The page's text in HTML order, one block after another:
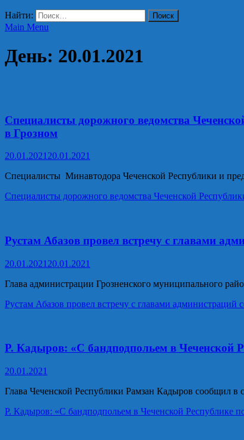
Найти:
Main Menu
День: 20.01.2021
Специалисты дорожного ведомства
в Грозном
20.01.2021 20.01.2021
Специалисты Минавтодора Чеченской Республики и
Специалисты дорожного ведомства Чеченской
Рустам Абазов провел встречу с главами
20.01.2021 20.01.2021
Глава администрации Грозненского муниципального
Рустам Абазов провел встречу с главами администраций
Р. Кадыров: «С бандподпольем в Чеченской
20.01.2021
Глава Чеченской Республики Рамзан Кадыров сообщил
Р. Кадыров: «С бандподпольем в Чеченской Республике